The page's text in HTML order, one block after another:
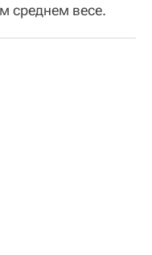
среднем весе.